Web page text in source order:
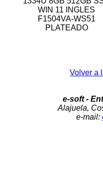
WIN 11 INGLES
F1504VA-WS51
PLATEADO
Volver a
e-soft -
Alajuela,
e-mail: